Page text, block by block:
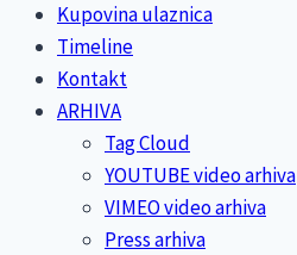
Kupovina ulaznica
Timeline
Kontakt
ARHIVA
Tag Cloud
YOUTUBE video arhiva
VIMEO video arhiva
Press arhiva